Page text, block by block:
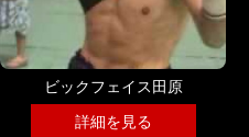
ビックフェイス田原
詳細を見る